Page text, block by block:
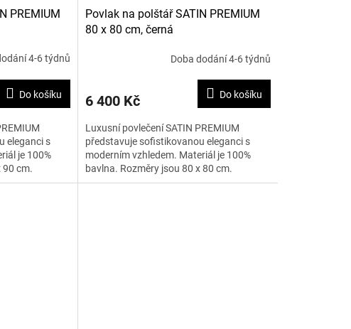
PREMIUM
4-6 týdnů
Do košíku
eleganci s
je 100%
90 cm.
Povlak na polštář SATIN PREMIUM
80 x 80 cm, černá
Doba dodání 4-6 týdnů
6 400 Kč Do košíku
Luxusní povlečení SATIN PREMIUM
představuje sofistikovanou eleganci s
moderním vzhledem. Materiál je 100%
bavlna. Rozměry jsou 80 x 80 cm.